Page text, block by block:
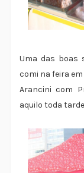
Uma das boas
comi na feira
Arancini com
aquilo toda